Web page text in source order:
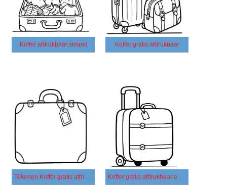
Koffer afdrukbaar simpel Koffer gratis afdrukbaar
Tekenen Koffer gratis afdrukbaar basis Koffer gratis afdrukbaar eenvoudig